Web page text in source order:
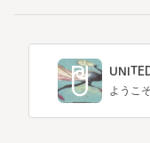
ようこ